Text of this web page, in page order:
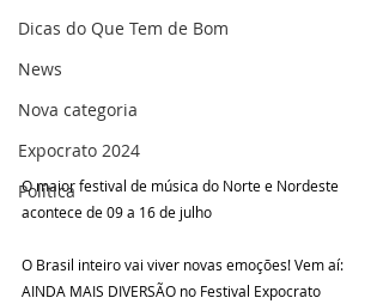
Dicas do Que Tem de Bom
News
Nova categoria
Expocrato 2024
Política
O maior festival de música do Norte e Nordeste
acontece de 09 a 16 de julho
O Brasil inteiro vai viver novas emoções! Vem aí:
AINDA MAIS DIVERSÃO no Festival Expocrato